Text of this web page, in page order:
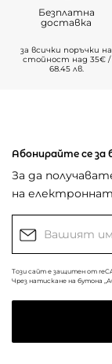
Безплатна
доставка
за всички поръчки на
стойност над 35€ /
68.45 лв.
Абонирайте се за
За да
на
Този сайт е защитен от
Чрез натискане на бутона